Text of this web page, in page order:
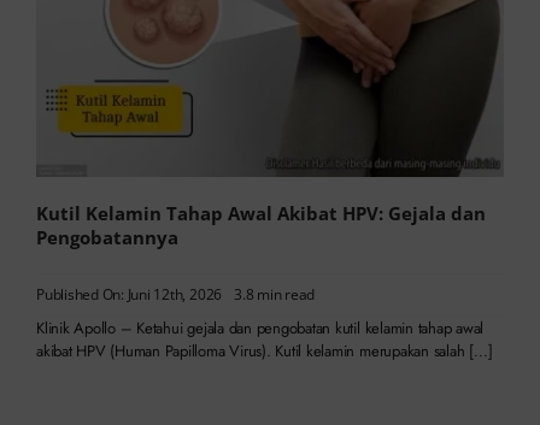
Kutil Kelamin Tahap Awal Akibat HPV: Gejala dan
Pengobatannya
Published On: Juni 12th, 2026 3.8 min read
Klinik Apollo – Ketahui gejala dan pengobatan kutil kelamin tahap awal
akibat HPV (Human Papilloma Virus). Kutil kelamin merupakan salah […]